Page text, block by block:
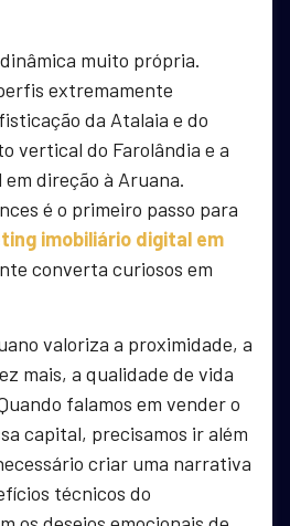
muito própria.
extremamente
da Atalaia e do
vertical do Farolândia e a
direção à Aruana.
é o primeiro passo para
imobiliário digital em
converta curiosos em
valoriza a proximidade, a
mais, a qualidade de vida
falamos em vender o
capital, precisamos ir além
criar uma narrativa
técnicos do